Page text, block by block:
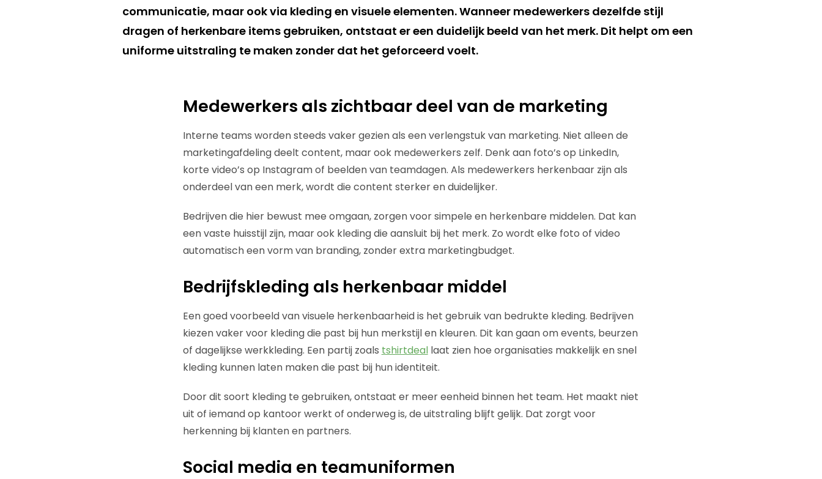
communicatie, maar ook via kleding en visuele elementen. Wanneer medewerkers dezelfde stijl
dragen of herkenbare items gebruiken, ontstaat er een duidelijk beeld van het merk. Dit helpt om een
uniforme uitstraling te maken zonder dat het geforceerd voelt.
Medewerkers als zichtbaar deel van de marketing
Interne teams worden steeds vaker gezien als een verlengstuk van marketing. Niet alleen de
marketingafdeling deelt content, maar ook medewerkers zelf. Denk aan foto’s op LinkedIn,
korte video’s op Instagram of beelden van teamdagen. Als medewerkers herkenbaar zijn als
onderdeel van een merk, wordt die content sterker en duidelijker.
Bedrijven die hier bewust mee omgaan, zorgen voor simpele en herkenbare middelen. Dat kan
een vaste huisstijl zijn, maar ook kleding die aansluit bij het merk. Zo wordt elke foto of video
automatisch een vorm van branding, zonder extra marketingbudget.
Bedrijfskleding als herkenbaar middel
Een goed voorbeeld van visuele herkenbaarheid is het gebruik van bedrukte kleding. Bedrijven
kiezen vaker voor kleding die past bij hun merkstijl en kleuren. Dit kan gaan om events, beurzen
of dagelijkse werkkleding. Een partij zoals tshirtdeallaat zien hoe organisaties makkelijk en snel
kleding kunnen laten maken die past bij hun identiteit.
Door dit soort kleding te gebruiken, ontstaat er meer eenheid binnen het team. Het maakt niet
uit of iemand op kantoor werkt of onderweg is, de uitstraling blijft gelijk. Dat zorgt voor
herkenning bij klanten en partners.
Social media en teamuniformen